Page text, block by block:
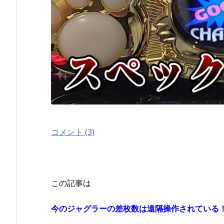
コメント (3)
この記事は
今のジャグラーの差枚数は遠隔操作されている